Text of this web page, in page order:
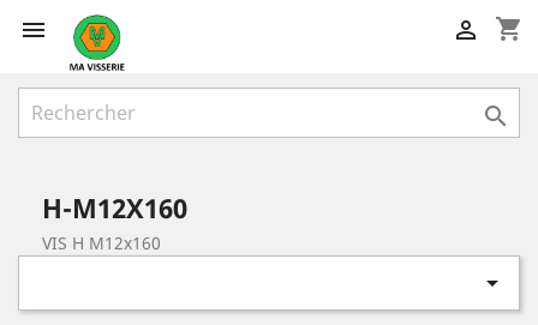
 shopping_cart


H-M12X160
VIS H M12x160
